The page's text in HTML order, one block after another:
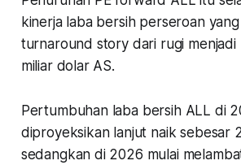
kinerja laba bersih perseroan
turnaround story dari rugi menjadi
miliar dolar AS.
Pertumbuhan laba bersih ALL di
diproyeksikan lanjut naik sebesar
sedangkan di 2026 mulai